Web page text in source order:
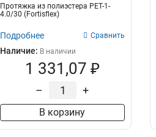
Протяжка из полиэстера PET-1-
4.0/30 (Fortisflex)
Подробнее Сравнить
Наличие: В наличии
1 331,07 ₽
– +
В корзину